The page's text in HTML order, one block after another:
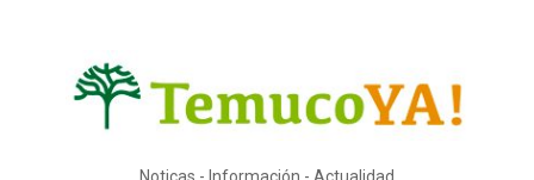
Noticas - Información - Actualidad